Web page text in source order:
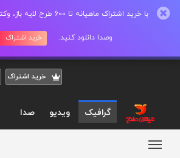
با خرید اشتراک ماهیانه تا
وصدا دانلود کنید. خرید اشتراک
خريد اشتراک
گرافیک ویدیو صدا